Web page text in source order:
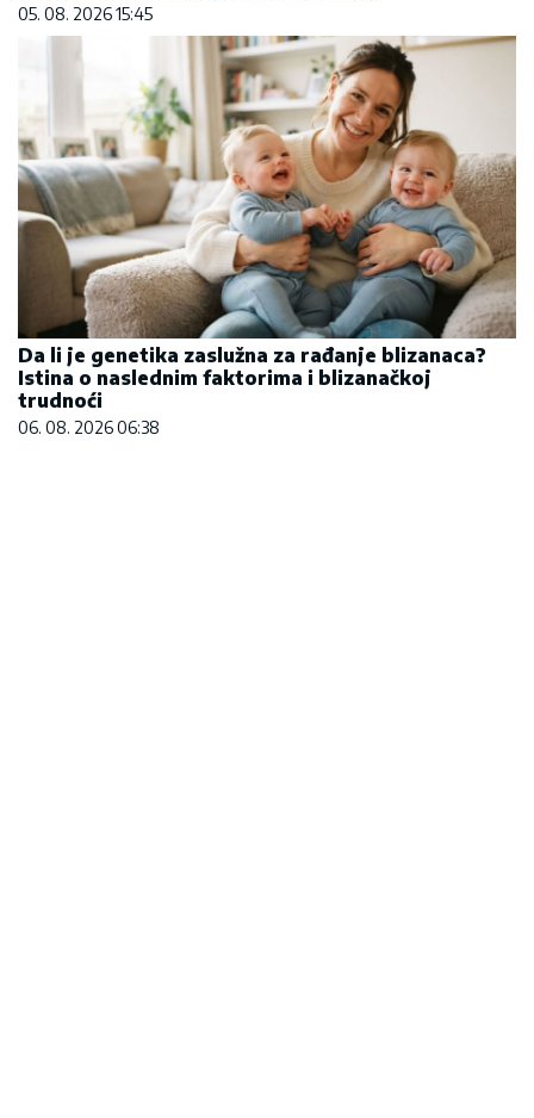
05. 08. 2026 15:45
Da li je genetika zaslužna za rađanje blizanaca?
Istina o naslednim faktorima i blizanačkoj
trudnoći
06. 08. 2026 06:38